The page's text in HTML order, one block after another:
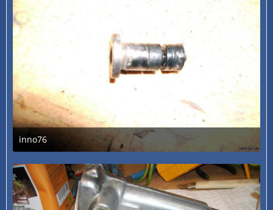
inno76
3. Juli 2020 um 13:30